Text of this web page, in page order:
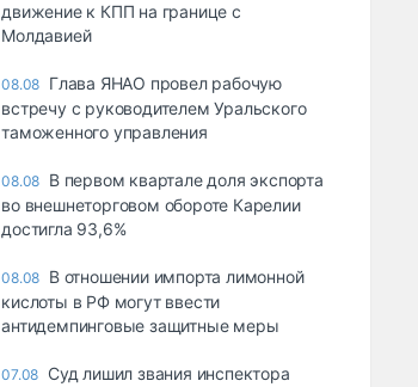
движение к КПП на границе с
Молдавией
08.08 Глава ЯНАО провел рабочую
встречу с руководителем Уральского
таможенного управления
08.08 В первом квартале доля экспорта
во внешнеторговом обороте Карелии
достигла 93,6%
08.08 В отношении импорта лимонной
кислоты в РФ могут ввести
антидемпинговые защитные меры
07.08 Суд лишил звания инспектора